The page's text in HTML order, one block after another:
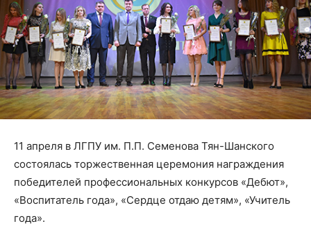
11 апреля в ЛГПУ им. П.П. Семенова Тян-Шанского
состоялась торжественная церемония награждения
победителей профессиональных конкурсов «Дебют»,
«Воспитатель года», «Сердце отдаю детям», «Учитель
года».